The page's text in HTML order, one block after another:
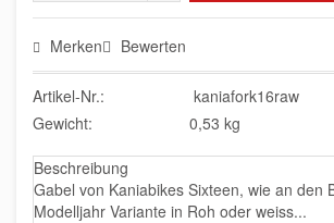
Merken Bewerten
Artikel-Nr.:
kaniafork16raw
Gewicht:
0,53 kg
Beschreibung
Gabel von Kaniabikes Sixteen, wie an den
Modelljahr Variante in Roh oder weiss...